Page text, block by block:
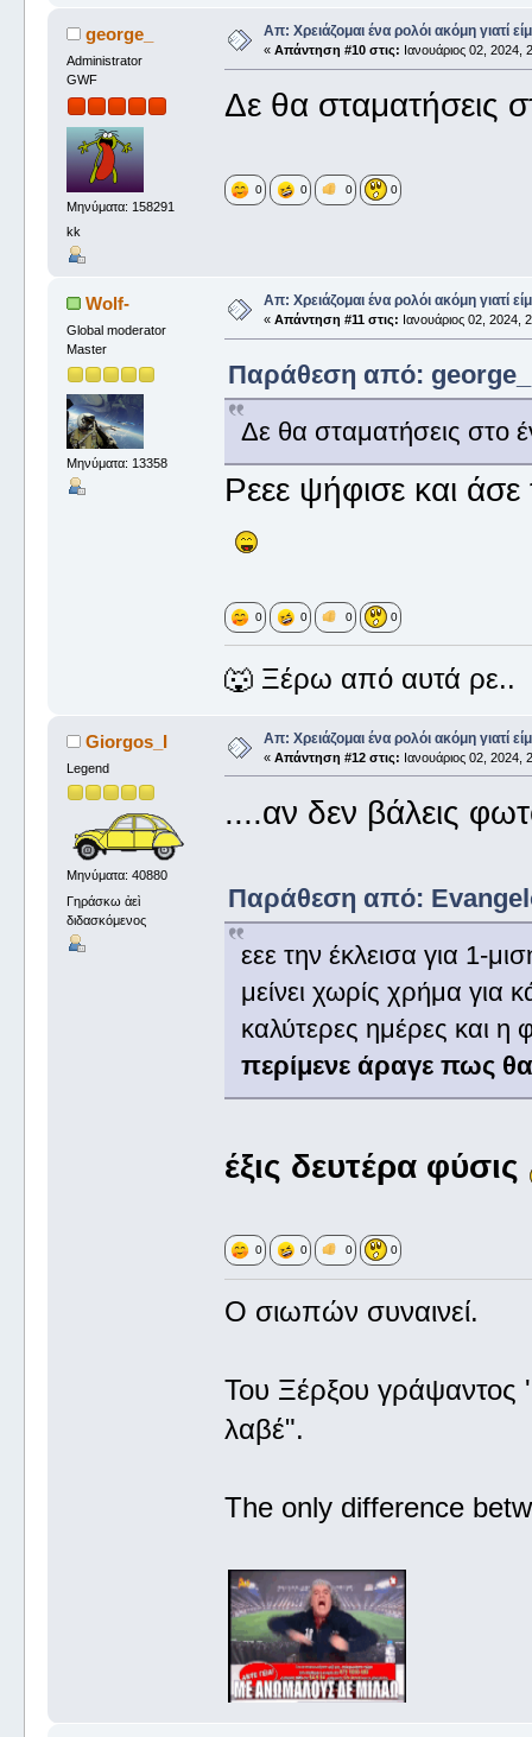
george_
Administrator
GWF
Μηνύματα: 158291
kk
Απ: Χρειάζομαι ένα ρολόι ακόμη γιατί
« Απάντηση #10 στις: Ιανουάριος 02, 2024,
Δε θα σταματήσεις
0 0 0 0
Wolf-
Global moderator
Master
Μηνύματα: 13358
Απ: Χρειάζομαι ένα ρολόι ακόμη γιατί
« Απάντηση #11 στις: Ιανουάριος 02, 2024,
Παράθεση από: george_
Δε θα σταματήσεις στο
Ρεεε ψήφισε και άσε
0 0 0 0
🐺 Ξέρω από αυτά ρε..
Giorgos_I
Legend
Μηνύματα: 40880
Γηράσκω ἀεὶ
διδασκόμενος
Απ: Χρειάζομαι ένα ρολόι ακόμη γιατί
« Απάντηση #12 στις: Ιανουάριος 02, 2024,
....αν δεν βάλεις
Παράθεση από:
εεε την έκλεισα για 1-
μείνει χωρίς χρήμα για
καλύτερες ημέρες και
περίμενε άραγε πως
έξις δευτέρα φύσις
0 0 0 0
Ο σιωπών συναινεί.
Του Ξέρξου
λαβέ".
The only difference